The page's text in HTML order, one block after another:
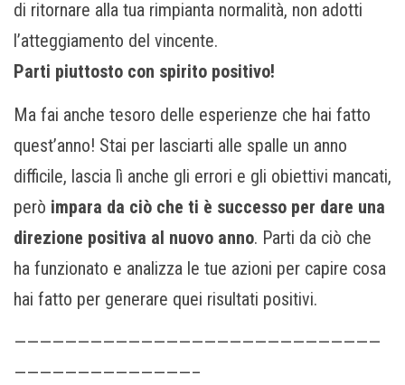
di ritornare alla tua rimpianta normalità, non adotti
l’atteggiamento del vincente.
Parti piuttosto con spirito positivo!
Ma fai anche tesoro delle esperienze che hai fatto
quest’anno! Stai per lasciarti alle spalle un anno
difficile, lascia lì anche gli errori e gli obiettivi mancati,
però impara da ciò che ti è successo per dare una
direzione positiva al nuovo anno. Parti da ciò che
ha funzionato e analizza le tue azioni per capire cosa
hai fatto per generare quei risultati positivi.
—————————————————————————————
——————————————–